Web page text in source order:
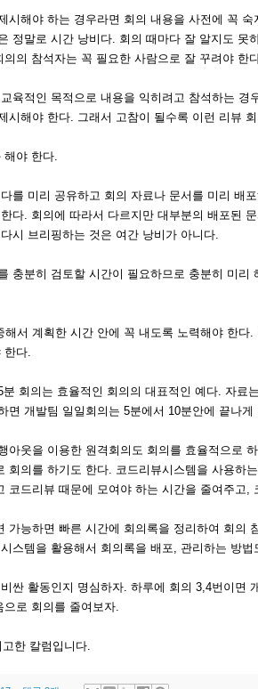
시해야 하는 경우라면 회의 내용을 사전에 꼭
정말로 시간 낭비다. 회의 때마다 잘 알지도
의 참석자는 꼭 필요한 사람으로 잘 꾸려야 한
육적인 목적으로 내용을 익히려고 참석하는
시해야 한다. 그래서 고참이 될수록 이런 리뷰
해야 한다.
를 미리 공유하고 회의 자료나 문서를 미리 배
다. 회의에 따라서 다르지만 대부분의 배포된
시 브리핑하는 것은 여간 낭비가 아니다.
충분히 검토할 시간이 필요하므로 충분히 미
해서 계획한 시간 안에 꼭 내도록 노력해야 한
한다.
회의는 효율적인 회의의 대표적인 예다. 자
면 개발팀 일일회의는 5분에서 10분안에 끝나게
아웃을 이용한 원격회의도 회의를 효율적으로
회의를 하기도 한다. 코드리뷰시스템을 사용
코드리뷰 때문에 모여야 하는 시간을 줄여주고
가능하면 빠른 시간에 회의록을 정리하여 회의
스템을 활용해서 회의록을 배포, 관리하는 방법
싼 활동인지 명심하자. 하루에 회의 3,4번이면
으로 회의를 줄여보자.
한 칼럼입니다.